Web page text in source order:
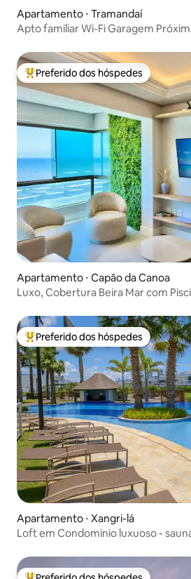
Apartamento ⋅ Tramandaí
Entre os melhores preferidos dos
Preferido dos hóspedes
Apartamento ⋅ Capão da Canoa
Luxo, Cobertura Beira Mar com
Entre os melhores preferidos dos
Preferido dos hóspedes
Apartamento ⋅ Xangri-lá
Loft em Condomínio luxuoso -